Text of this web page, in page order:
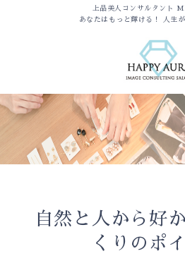
上品美人コンサルタン
あなたはもっと輝ける！ 人生
自然と人から好
くりのポ